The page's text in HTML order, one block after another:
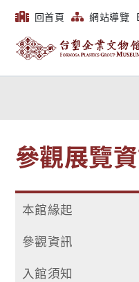
回首頁 網站導覽
參觀展覽
本館緣起
參觀資訊
入館須知